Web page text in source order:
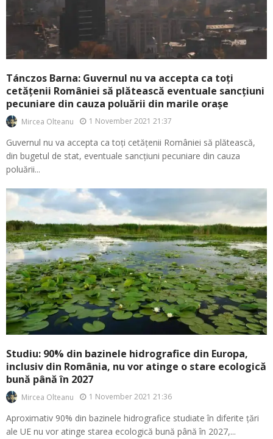
Tánczos Barna: Guvernul nu va accepta ca toți
cetățenii României să plătească eventuale sancțiuni
pecuniare din cauza poluării din marile orașe
Mircea Olteanu 1 November 2021 21:37
Guvernul nu va accepta ca toți cetățenii României să plătească,
din bugetul de stat, eventuale sancțiuni pecuniare din cauza
poluării...
Studiu: 90% din bazinele hidrografice din Europa,
inclusiv din România, nu vor atinge o stare ecologică
bună până în 2027
Mircea Olteanu 1 November 2021 21:36
Aproximativ 90% din bazinele hidrografice studiate în diferite țări
ale UE nu vor atinge starea ecologică bună până în 2027,...